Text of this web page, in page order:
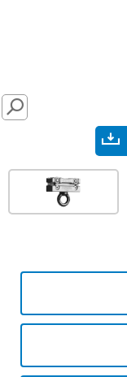
SEARCH